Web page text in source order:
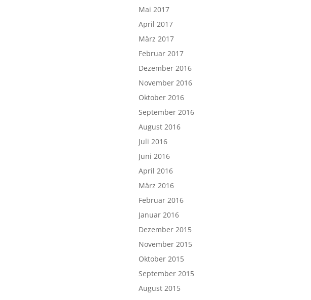
Mai 2017
April 2017
März 2017
Februar 2017
Dezember 2016
November 2016
Oktober 2016
September 2016
August 2016
Juli 2016
Juni 2016
April 2016
März 2016
Februar 2016
Januar 2016
Dezember 2015
November 2015
Oktober 2015
September 2015
August 2015